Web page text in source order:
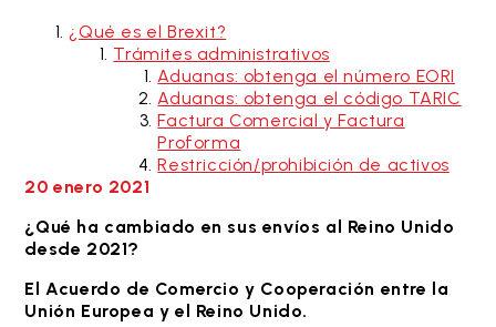
¿Qué es el Brexit?
Trámites administrativos
Aduanas: obtenga el número EORI
Aduanas: obtenga el código TARIC
Factura Comercial y Factura
Proforma
Restricción/prohibición de activos
20 enero 2021
¿Qué ha cambiado en sus envíos al Reino Unido
desde 2021?
El Acuerdo de Comercio y Cooperación entre la
Unión Europea y el Reino Unido.